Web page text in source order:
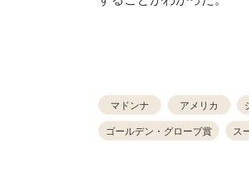
マドンナ アメリカ
ゴールデン・グローブ賞
ス